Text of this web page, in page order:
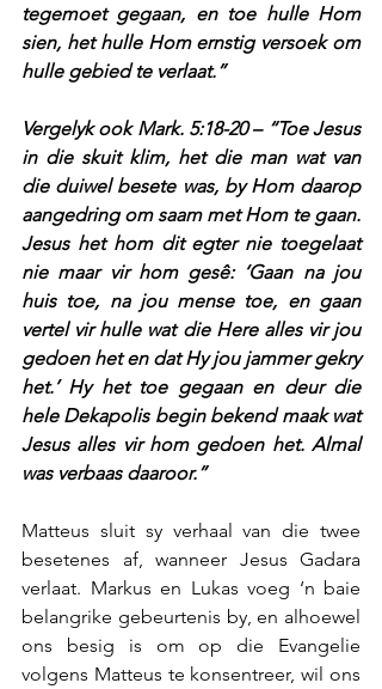
tegemoet gegaan, en toe hulle Hom
sien, het hulle Hom ernstig versoek om
hulle gebied te verlaat.”
Vergelyk ook Mark. 5:18-20 – “Toe Jesus
in die skuit klim, het die man wat van
die duiwel besete was, by Hom daarop
aangedring om saam met Hom te gaan.
Jesus het hom dit egter nie toegelaat
nie maar vir hom gesê: ‘Gaan na jou
huis toe, na jou mense toe, en gaan
vertel vir hulle wat die Here alles vir jou
gedoen het en dat Hy jou jammer gekry
het.’ Hy het toe gegaan en deur die
hele Dekapolis begin bekend maak wat
Jesus alles vir hom gedoen het. Almal
was verbaas daaroor.”
Matteus sluit sy verhaal van die twee
besetenes af, wanneer Jesus Gadara
verlaat. Markus en Lukas voeg ‘n baie
belangrike gebeurtenis by, en alhoewel
ons besig is om op die Evangelie
volgens Matteus te konsentreer, wil ons